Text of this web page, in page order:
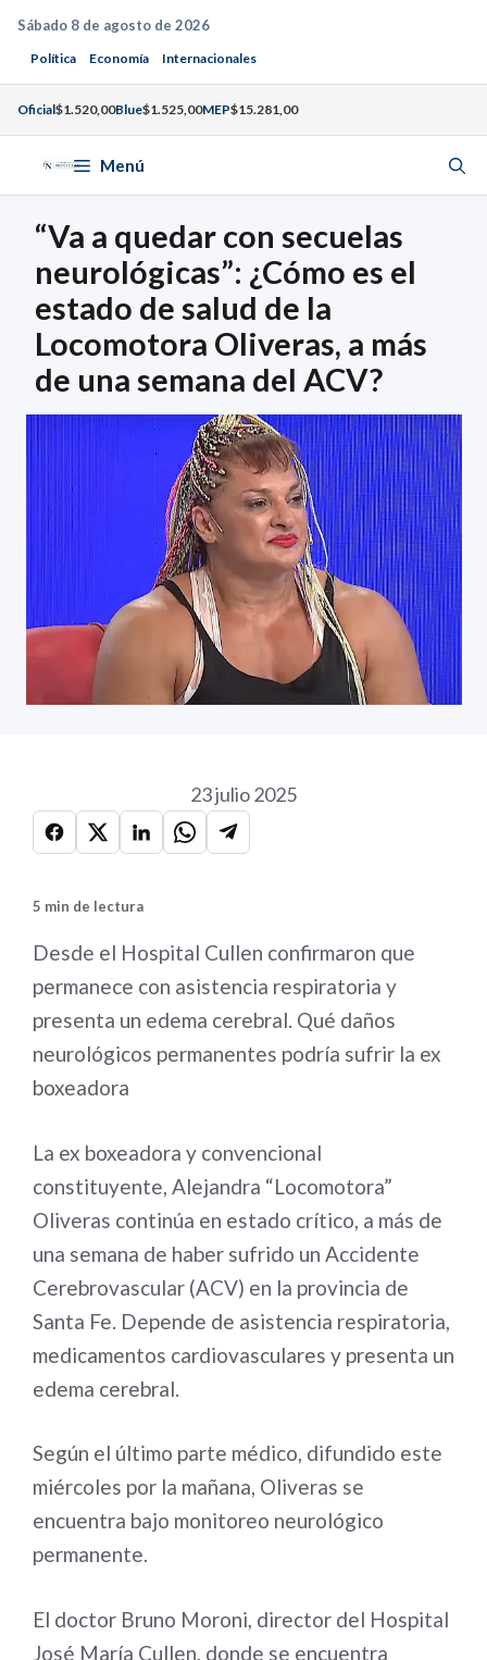
Saltar
contenido
Sábado 8 de agosto de 2026
Política Economía Internacionales
Oficial$1.520,00Blue$1.525,00MEP$15.281,00
Menú
“Va a quedar con secuelas
neurológicas”: ¿Cómo es el
estado de salud de la
Locomotora Oliveras, a más
de una semana del ACV?
23 julio 2025
5 min de lectura
Desde el Hospital Cullen confirmaron que
permanece con asistencia respiratoria y
presenta un edema cerebral. Qué daños
neurológicos permanentes podría sufrir la ex
boxeadora
La ex boxeadora y convencional
constituyente, Alejandra “Locomotora”
Oliveras continúa en estado crítico, a más de
una semana de haber sufrido un Accidente
Cerebrovascular (ACV) en la provincia de
Santa Fe. Depende de asistencia respiratoria,
medicamentos cardiovasculares y presenta un
edema cerebral.
Según el último parte médico, difundido este
miércoles por la mañana, Oliveras se
encuentra bajo monitoreo neurológico
permanente.
El doctor Bruno Moroni, director del Hospital
José María Cullen, donde se encuentra